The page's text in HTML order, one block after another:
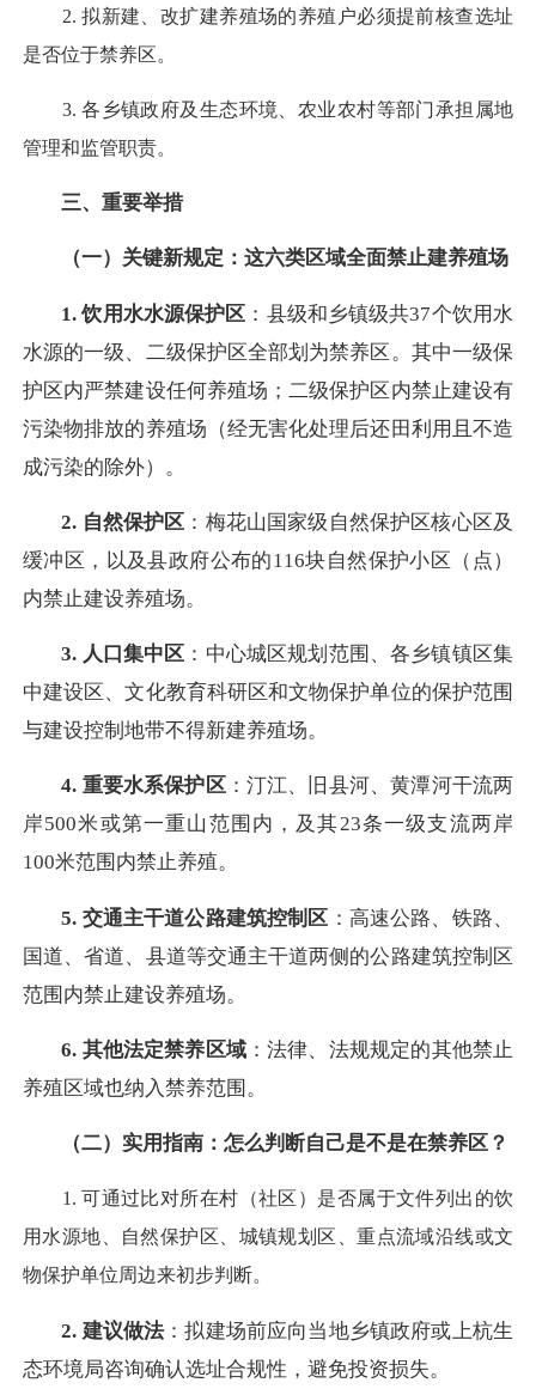
2. 拟新建、改扩建养殖场的养殖户必须提前核查选址
是否位于禁养区。
3. 各乡镇政府及生态环境、农业农村等部门承担属地
管理和监管职责。
三、重要举措
（一）关键新规定：这六类区域全面禁止建养殖场
1. 饮用水水源保护区 ：县级和乡镇级共37个饮用水
水源的一级、二级保护区全部划为禁养区。其中一级保
护区内严禁建设任何养殖场；二级保护区内禁止建设有
污染物排放的养殖场（经无害化处理后还田利用且不造
成污染的除外）。
2. 自然保护区 ：梅花山国家级自然保护区核心区及
缓冲区，以及县政府公布的116块自然保护小区（点）
内禁止建设养殖场。
3. 人口集中区 ：中心城区规划范围、各乡镇镇区集
中建设区、文化教育科研区和文物保护单位的保护范围
与建设控制地带不得新建养殖场。
4. 重要水系保护区：汀江、旧县河、黄潭河干流两
岸500米或第一重山范围内，及其23条一级支流两岸
100米范围内禁止养殖。
5. 交通主干道公路建筑控制区 ：高速公路、铁路、
国道、省道、县道等交通主干道两侧的公路建筑控制区
范围内禁止建设养殖场。
6. 其他法定禁养区域：法律、法规规定的其他禁止
养殖区域也纳入禁养范围。
（二）实用指南：怎么判断自己是不是在禁养区？
1. 可通过比对所在村（社区）是否属于文件列出的饮
用水源地、自然保护区、城镇规划区、重点流域沿线或文
物保护单位周边来初步判断。
2. 建议做法 ：拟建场前应向当地乡镇政府或上杭生
态环境局咨询确认选址合规性，避免投资损失。